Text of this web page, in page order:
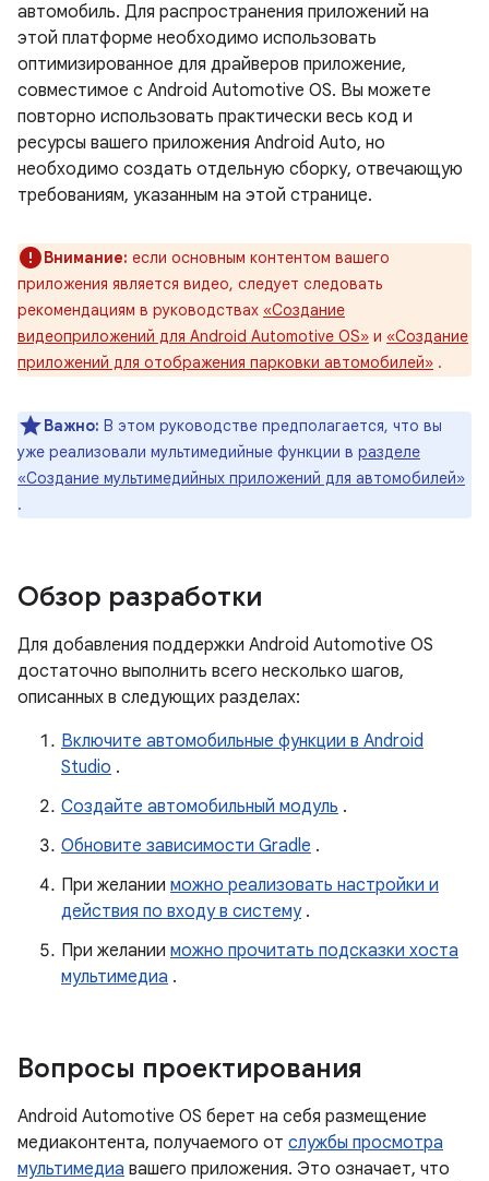
автомобиль. Для распространения приложений на
этой платформе необходимо использовать
оптимизированное для драйверов приложение,
совместимое с Android Automotive OS. Вы можете
повторно использовать практически весь код и
ресурсы вашего приложения Android Auto, но
необходимо создать отдельную сборку, отвечающую
требованиям, указанным на этой странице.
Внимание: если основным контентом вашего
приложения является видео, следует следовать
рекомендациям в руководствах «Создание
видеоприложений для Android Automotive OS» и «Создание
приложений для отображения парковки автомобилей» .
Важно: В этом руководстве предполагается, что вы
уже реализовали мультимедийные функции в разделе
«Создание мультимедийных приложений для автомобилей»
.
Обзор разработки
Для добавления поддержки Android Automotive OS
достаточно выполнить всего несколько шагов,
описанных в следующих разделах:
Включите автомобильные функции в Android
Studio .
Создайте автомобильный модуль .
Обновите зависимости Gradle .
При желании можно реализовать настройки и
действия по входу в систему.
При желании можно прочитать подсказки хоста
мультимедиа .
Вопросы проектирования
Android Automotive OS берет на себя размещение
медиаконтента, получаемого от службы просмотра
мультимедиа вашего приложения. Это означает, что